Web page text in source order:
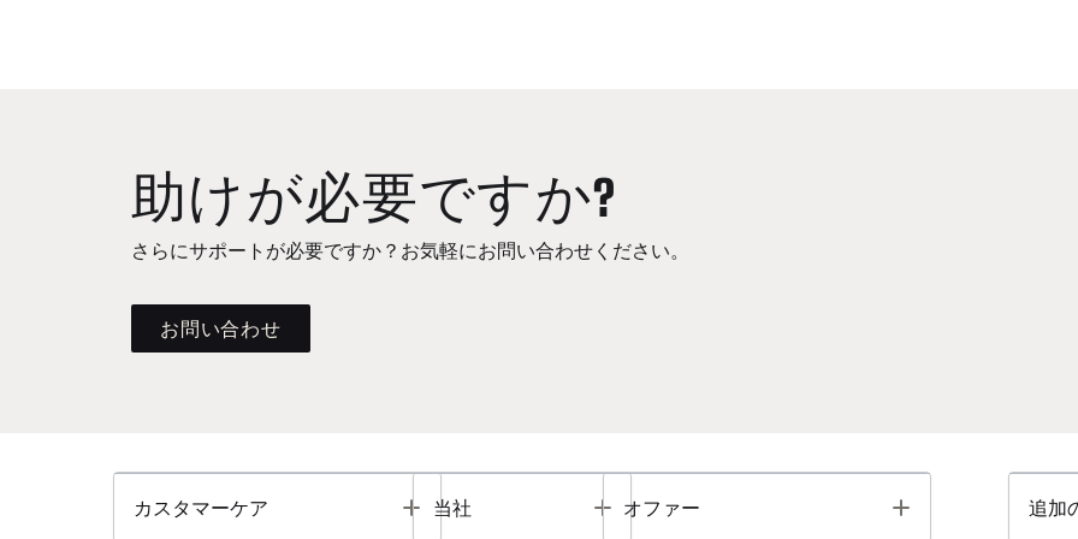
助けが必要ですか?
さらにサポートが必要ですか？お気軽にお問い合わせください。
お問い合わせ
カスタマーケア Toggle
当社 Toggle
オファー Toggle 追加